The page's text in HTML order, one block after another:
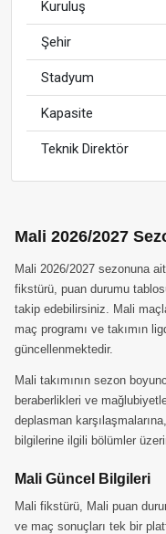
Kuruluş
Şehir
Stadyum
Kapasite
Teknik Direktör
Mali 2026/2027
Mali 2026/2027 sezonuna
fikstürü, puan durumu
takip edebilirsiniz. Mali
maç programı ve takımın
güncellenmektedir.
Mali takımının sezon
beraberlikleri ve
deplasman
bilgilerine ilgili bölümler
Mali Güncel Bilgileri
Mali fikstürü, Mali puan
ve maç sonuçları tek bir